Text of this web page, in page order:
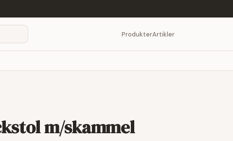
ProdukterArtikler
m/skammel